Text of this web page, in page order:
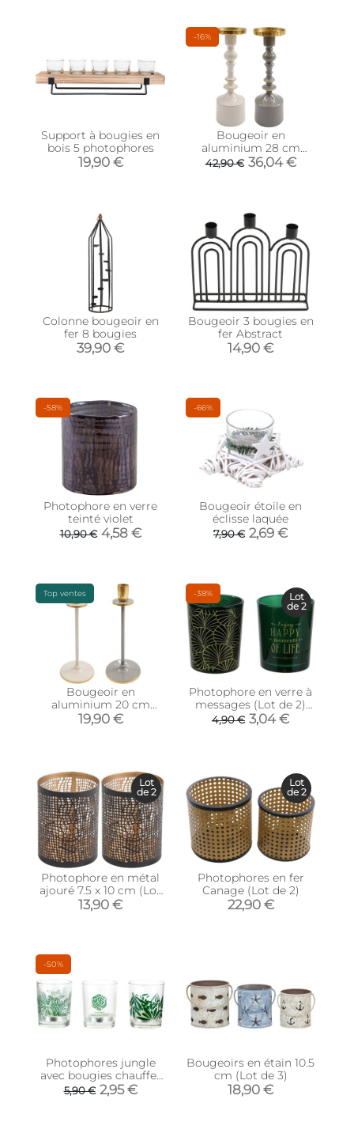
Support à bougies en
bois 5 photophores
19,90 €
-16%
Bougeoir en
aluminium 28 cm
Tonal (Lot de 2)
42,90 € 36,04 €
Colonne bougeoir en
fer 8 bougies
39,90 €
Bougeoir 3 bougies en
fer Abstract
14,90 €
-58%
Photophore en verre
teinté violet
10,90 € 4,58 €
-66%
Bougeoir étoile en
éclisse laquée
7,90 € 2,69 €
Top ventes
Bougeoir en
aluminium 20 cm
Tonal Irina (Lot de 2)
19,90 €
-38%
Photophore en verre à
messages (Lot de 2)
(Vert noir)
4,90 € 3,04 €
Lot
de 2
Photophore en métal
ajouré 7.5 x 10 cm (Lot
de 2)
13,90 €
Lot
de 2
Photophores en fer
Canage (Lot de 2)
22,90 €
Lot
de 2
-50%
Photophores jungle
avec bougies chauffe-
plat
5,90 € 2,95 €
Bougeoirs en étain 10.5
cm (Lot de 3)
18,90 €